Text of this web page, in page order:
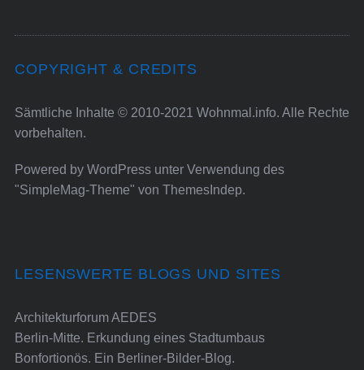
COPYRIGHT & CREDITS
Sämtliche Inhalte © 2010-2021 Wohnmal.info. Alle Rechte
vorbehalten.
Powered by WordPressunter Verwendung des
"SimpleMag-Theme" von ThemesIndep.
LESENSWERTE BLOGS UND SITES
Architekturforum AEDES
Berlin-Mitte. Erkundung eines Stadtumbaus
Bonfortionös. Ein Berliner-Bilder-Blog.